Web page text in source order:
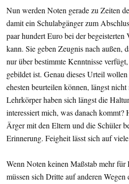
Nun werden Noten gerade zu Zeiten
damit ein Schulabgänger zum
paar hundert Euro bei der begeisterten
kann. Sie geben Zeugnis nach außen,
nur über bestimmte Kenntnisse
gebildet ist. Genau dieses Urteil
ehesten beurteilen können, längst
Lehrkörper haben sich längst die
interessiert mich, was danach kommt?
Ärger mit den Eltern und die Schüler
Erinnerung. Feigheit lässt sich auf
Wenn Noten keinen Maßstab mehr für
müssen sich Dritte auf anderen